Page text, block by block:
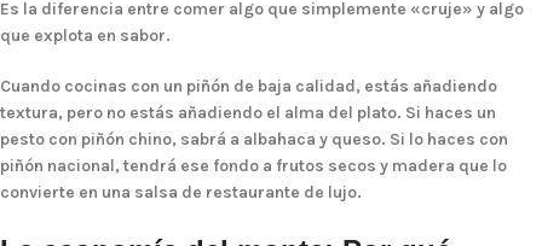
Es la diferencia entre comer algo que simplemente «cruje» y algo
que explota en sabor.
Cuando cocinas con un piñón de baja calidad, estás añadiendo
textura, pero no estás añadiendo el alma del plato. Si haces un
pesto con piñón chino, sabrá a albahaca y queso. Si lo haces con
piñón nacional, tendrá ese fondo a frutos secos y madera que lo
convierte en una salsa de restaurante de lujo.